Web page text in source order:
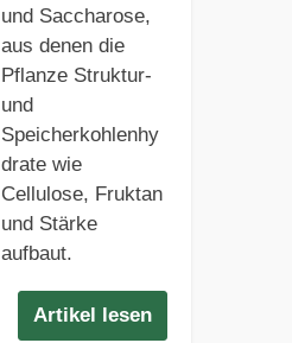
und Saccharose,
aus denen die
Pflanze Struktur-
und
Speicherkohlenhy
drate wie
Cellulose, Fruktan
und Stärke
aufbaut.
Artikel lesen